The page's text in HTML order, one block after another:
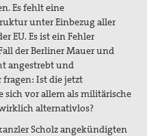
Es fehlt eine
unter Einbezug aller
EU. Es ist ein Fehler
der Berliner Mauer und
angestrebt und
Ist die jetzt
sich vor allem als militärische
alternativlos?
Scholz angekündigten